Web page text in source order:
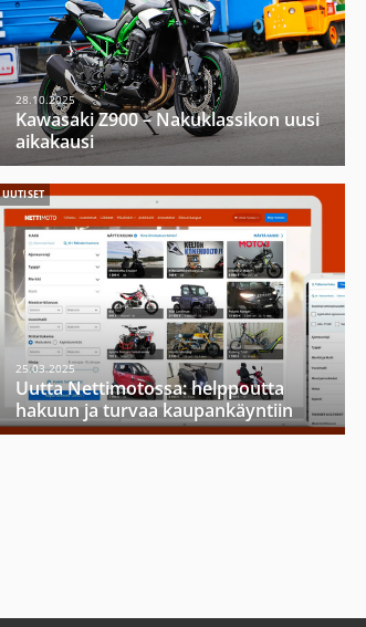
28.10.2025
Kawasaki Z900 – Nakuklassikon uusi
aikakausi
UUTISET
25.03.2025
Uutta Nettimotossa: helppoutta
hakuun ja turvaa kaupankäyntiin